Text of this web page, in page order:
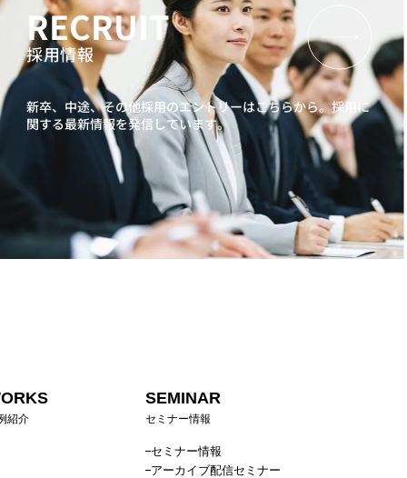
RECRUIT
採用情報
新卒、中途、その他採用のエントリーはこちらから。採用に
関する最新情報を発信しています。
紹介
SEMINAR
セミナー情報
セミナー情報
アーカイブ配信セミナー